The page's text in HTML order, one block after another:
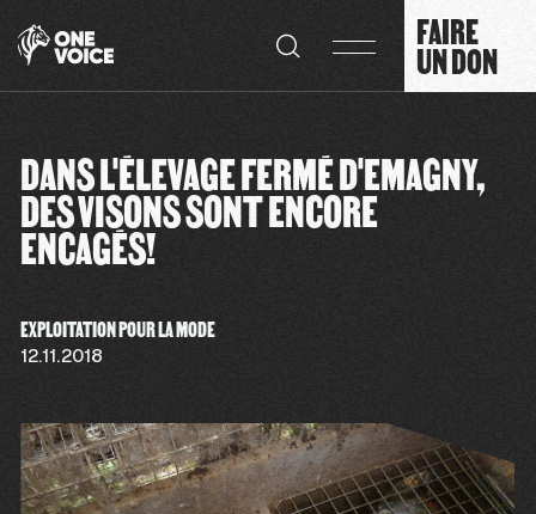
FAIRE
UN DON
DANS L'ÉLEVAGE FERMÉ D'EMAGNY,
DES VISONS SONT ENCORE
ENCAGÉS!
EXPLOITATION POUR LA MODE
12.11.2018